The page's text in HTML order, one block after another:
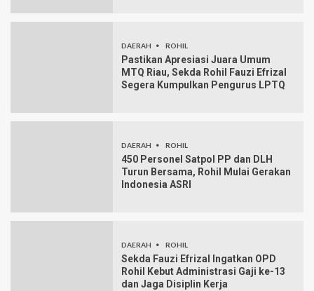
DAERAH ROHIL
Pastikan Apresiasi Juara Umum
MTQ Riau, Sekda Rohil Fauzi Efrizal
Segera Kumpulkan Pengurus LPTQ
DAERAH ROHIL
450 Personel Satpol PP dan DLH
Turun Bersama, Rohil Mulai Gerakan
Indonesia ASRI
DAERAH ROHIL
Sekda Fauzi Efrizal Ingatkan OPD
Rohil Kebut Administrasi Gaji ke-13
dan Jaga Disiplin Kerja